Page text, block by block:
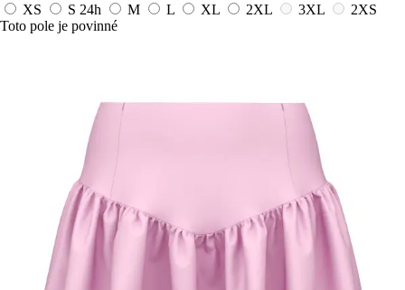
XS S 24h M L XL 2XL 3XL
2XS
Toto pole je povinné